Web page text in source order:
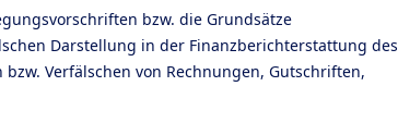
bzw. die Grundsätze
Darstellung in der Finanzberichterstattung des
Verfälschen von Rechnungen, Gutschriften,